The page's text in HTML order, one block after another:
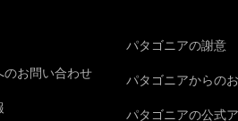
のお問い合わせ
パタゴニアの謝意
パタゴニアからの
パタゴニアの公式